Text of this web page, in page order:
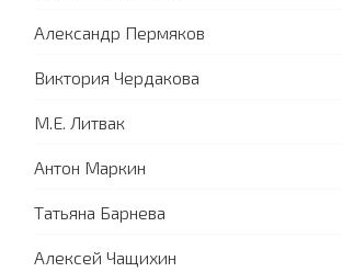
Александр Пермяков
Виктория Чердакова
М.Е. Литвак
Антон Маркин
Татьяна Барнева
Алексей Чащихин